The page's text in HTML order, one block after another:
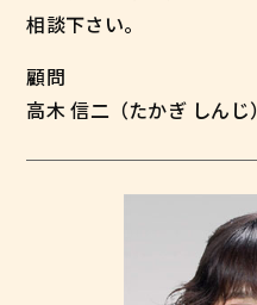
相談下さい。
顧問
高木 信二（たかぎ しんじ）